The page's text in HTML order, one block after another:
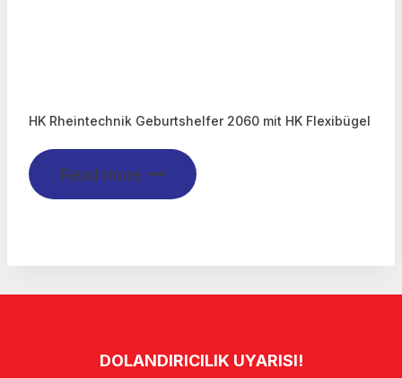
HK Rheintechnik Geburtshelfer 2060 mit HK Flexibügel
Read more
DOLANDIRICILIK UYARISI!